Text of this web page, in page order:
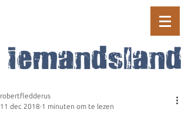
robertfledderus
11 dec 2018 1 minuten om te lezen